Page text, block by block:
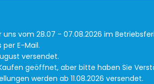
vom 28.07 - 07.08.2026 im
E-Mail.
versendet.
geöffnet, aber bitte haben Sie
werden ab 11.08.2026 versendet.